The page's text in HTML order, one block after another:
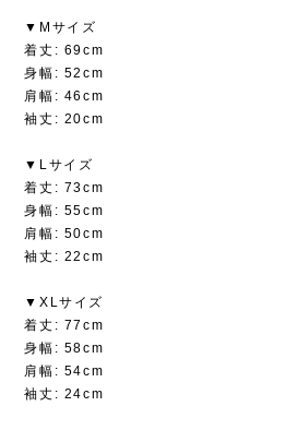
▼Mサイズ
着丈: 69cm
身幅: 52cm
肩幅: 46cm
袖丈: 20cm
▼Lサイズ
着丈: 73cm
身幅: 55cm
肩幅: 50cm
袖丈: 22cm
▼XLサイズ
着丈: 77cm
身幅: 58cm
肩幅: 54cm
袖丈: 24cm